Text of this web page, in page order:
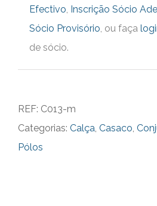
Polar,
Polo
Verão
Efectivo, Inscrição Sócio
Sócio Provisório, ou faça
de sócio.
REF: C013-m
Categorias: Calça, Casaco,
Pólos